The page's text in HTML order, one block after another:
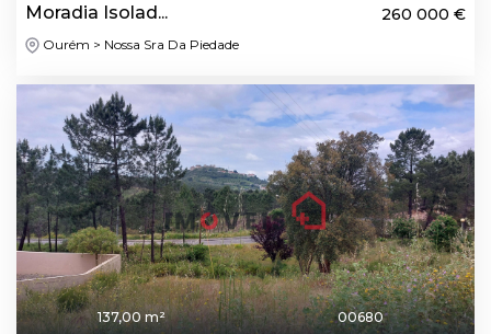
Moradia Isolad... 260 000 €
Ourém > Nossa Sra Da Piedade
137,00 m² 00680